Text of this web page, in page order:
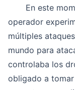
En este
operador
múltiples
mundo para
controlaba los
obligado a